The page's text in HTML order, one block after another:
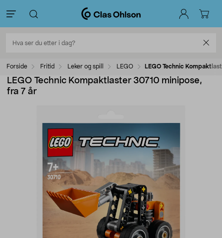
Forside Fritid Leker og spill LEGO LEGO Technic
LEGO Technic Kompaktlaster 30710 minipose,
fra 7 år